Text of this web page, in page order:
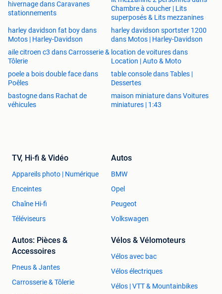
Engels en Duits
📱 Ook via whatsapp op kan je ons een berichtje sturen (
wil je iets verkopen zet er dan een foto bij AUB)
+32 (0) 468.52.45.35
📧 Mailen kan natuurlijk ook en is dikwijls het meest
handige johnny @ fullcircle-audio. be
📤 🚚 Levering , afhaling of verzending
ook . (zie algemene voorwaarden op onze website.
📥Inkoop:
Heeft u spullen te koop , contacteer ons dan zeker , we
geven een (h)eerlijke prijs voor toestellen en speakers .
WAT KOPEN WE NIET , Vintage , mainstream producten,
🔉Aanbod:
Bekijk ook zeker onze andere zoekertjes , we hebben er veel
. Iets gezien neem dan gerust contact op
hivernage dans Caravanes
stationnements
Chambre à coucher | Lits
superposés & Lits mezzanines
harley davidson fat boy dans
Motos | Harley-Davidson
harley davidson sportster 1200
dans Motos | Harley-Davidson
aile citroen c3 dans Carrosserie &
Tôlerie
location de voitures dans
Location | Auto & Moto
poele a bois double face dans
Poêles
table console dans Tables |
Dessertes
bastogne dans Rachat de
véhicules
maison miniature dans Voitures
miniatures | 1:43
TV, Hi-fi & Vidéo
Appareils photo | Numérique
Enceintes
Chaîne Hi-fi
Téléviseurs
Autos
BMW
Opel
Peugeot
Volkswagen
Autos: Pièces &
Accessoires
Pneus & Jantes
Carrosserie & Tôlerie
Vélos & Vélomoteurs
Vélos avec bac
Vélos électriques
Vélos | VTT & Mountainbikes